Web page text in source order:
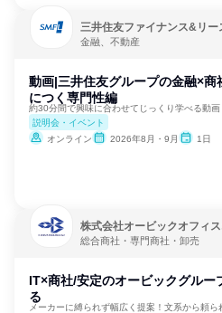
三井住友ファイナンス&リー
金融、不動産
動画|三井住友グループの金融×商
につく専門性編
約30分間で興味に合わせてじっくり学べる動画
説明会・イベント
オンライン
2026年8月・9月 1日
株式会社オービックオフィ
総合商社・専門商社・卸売
IT×商社/安定のオービックグルー
る
メーカーに縛られず幅広く提案！文系から頼